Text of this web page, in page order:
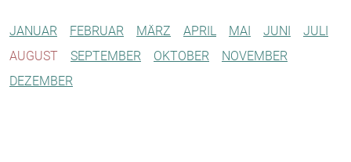
JANUAR FEBRUAR MÄRZ APRIL MAI JUNI
JULI
AUGUST
SEPTEMBER OKTOBER
NOVEMBER
DEZEMBER